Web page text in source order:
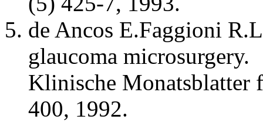
de Ancos E.Faggioni
glaucoma microsurgery.
Klinische Monatsblatter
400, 1992.